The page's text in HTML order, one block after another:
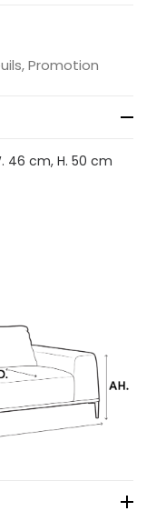
,Promotion
46 cm, H. 50 cm